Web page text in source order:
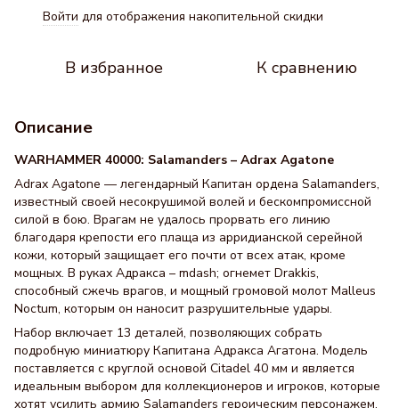
Войти для отображения накопительной скидки
В избранное К сравнению
Описание
WARHAMMER 40000: Salamanders – Adrax Agatone
Adrax Agatone — легендарный Капитан ордена Salamanders,
известный своей несокрушимой волей и бескомпромиссной
силой в бою. Врагам не удалось прорвать его линию
благодаря крепости его плаща из арридианской серейной
кожи, который защищает его почти от всех атак, кроме
мощных. В руках Адракса – mdash; огнемет Drakkis,
способный сжечь врагов, и мощный громовой молот Malleus
Noctum, которым он наносит разрушительные удары.
Набор включает 13 деталей, позволяющих собрать
подробную миниатюру Капитана Адракса Агатона. Модель
поставляется с круглой основой Citadel 40 мм и является
идеальным выбором для коллекционеров и игроков, которые
хотят усилить армию Salamanders героическим персонажем.